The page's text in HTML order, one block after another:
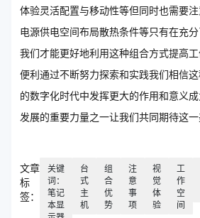
体验灵活配置与移动性等但同时也需要
电源供电空间布局散热条件等只有在充
我们才能更好地利用这种组合方式提高
便利通过不断努力探索和实践我们相信
的数字化时代中发挥更大的作用和意义
发展的重要力量之一让我们共同期待这一
文章
标
签：
关键
词：
笔记
本显
台
式
主
机
组
合
优
势
注
意
事
项
视
觉
体
验
工
作
空
间